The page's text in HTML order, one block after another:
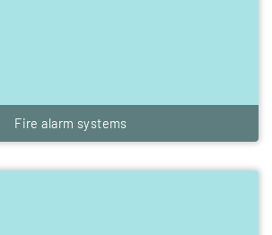
Fire alarm systems